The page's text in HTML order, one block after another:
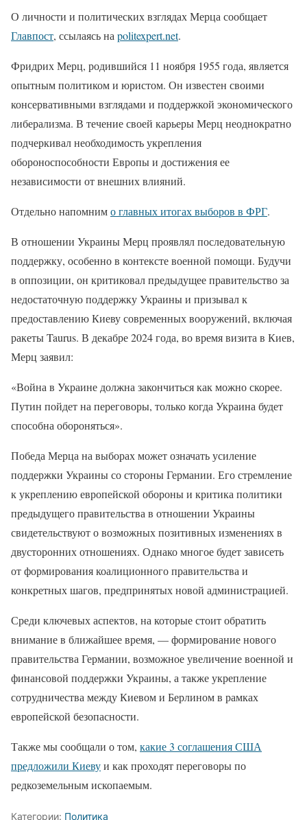
О личности и политических взглядах Мерца сообщает
Главпост, ссылаясь на politexpert.net.
Фридрих Мерц, родившийся 11 ноября 1955 года, является
опытным политиком и юристом. Он известен своими
консервативными взглядами и поддержкой экономического
либерализма. В течение своей карьеры Мерц неоднократно
подчеркивал необходимость укрепления
обороноспособности Европы и достижения ее
независимости от внешних влияний.
Отдельно напомнимо главных итогах выборов в ФРГ.
В отношении Украины Мерц проявлял последовательную
поддержку, особенно в контексте военной помощи. Будучи
в оппозиции, он критиковал предыдущее правительство за
недостаточную поддержку Украины и призывал к
предоставлению Киеву современных вооружений, включая
ракеты Taurus. В декабре 2024 года, во время визита в Киев,
Мерц заявил:
«Война в Украине должна закончиться как можно скорее.
Путин пойдет на переговоры, только когда Украина будет
способна обороняться».
Победа Мерца на выборах может означать усиление
поддержки Украины со стороны Германии. Его стремление
к укреплению европейской обороны и критика политики
предыдущего правительства в отношении Украины
свидетельствуют о возможных позитивных изменениях в
двусторонних отношениях. Однако многое будет зависеть
от формирования коалиционного правительства и
конкретных шагов, предпринятых новой администрацией.
Среди ключевых аспектов, на которые стоит обратить
внимание в ближайшее время, — формирование нового
правительства Германии, возможное увеличение военной и
финансовой поддержки Украины, а также укрепление
сотрудничества между Киевом и Берлином в рамках
европейской безопасности.
Также мы сообщали о том, какие 3 соглашения США
предложили Киевуи как проходят переговоры по
редкоземельным ископаемым.
Категории: Политика